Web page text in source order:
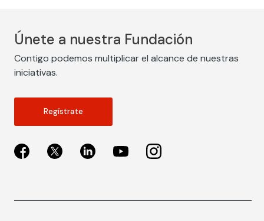
Únete a nuestra Fundación
Contigo podemos multiplicar el alcance de nuestras
iniciativas.
Regístrate